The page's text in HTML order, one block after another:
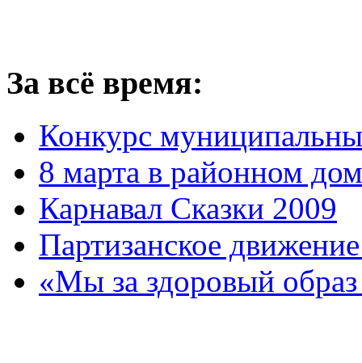
За всё время:
Конкурс
8 марта в районном
Карнавал Сказки 2009
Партизанское
«Мы за здоровый